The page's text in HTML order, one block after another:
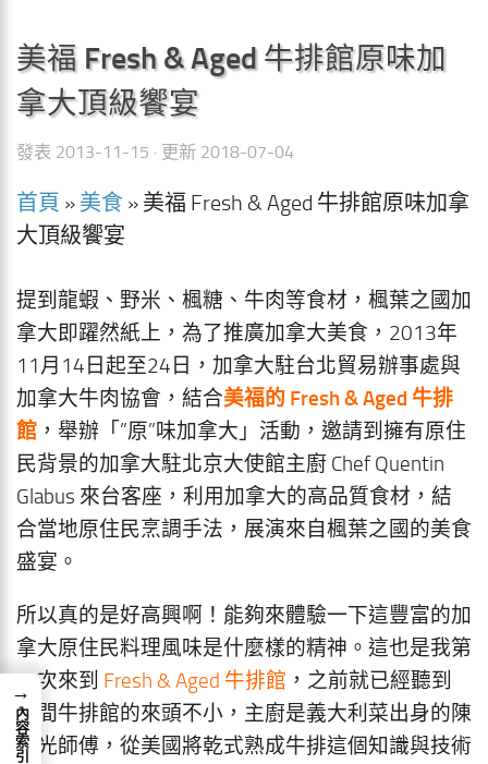
美福 Fresh & Aged 牛排館原味加
拿大頂級饗宴
發表 2013-11-15 · 更新 2018-07-04
首頁 » 美食 » 美福 Fresh & Aged 牛排館原味加拿
大頂級饗宴
提到龍蝦、野米、楓糖、牛肉等食材，楓葉之國加
拿大即躍然紙上，為了推廣加拿大美食，2013年
11月14日起至24日，加拿大駐台北貿易辦事處與
加拿大牛肉協會，結合美福的 Fresh & Aged 牛排
館 ，舉辦「”原”味加拿大」活動，邀請到擁有原住
民背景的加拿大駐北京大使館主廚 Chef Quentin
Glabus 來台客座，利用加拿大的高品質食材，結
合當地原住民烹調手法，展演來自楓葉之國的美食
盛宴。
所以真的是好高興啊！能夠來體驗一下這豐富的加
拿大原住民料理風味是什麼樣的精神。這也是我第
一次來到 Fresh & Aged 牛排館 ，之前就已經聽到
這間牛排館的來頭不小，主廚是義大利菜出身的陳
重光師傅，從美國將乾式熟成牛排這個知識與技術
→
內容索引